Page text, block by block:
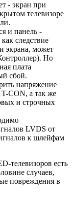
- экран при
телевизоре
и панель -
следствие
экрана, может
Но
плата
сбой.
напряжение
CON, а так же
и строчных
LVDS от
к шлейфам
телевизоров есть
случаев,
повреждения в